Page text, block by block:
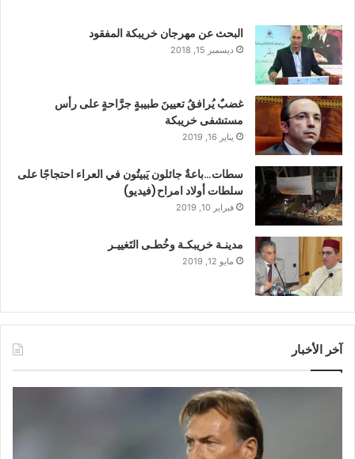
البحث عن مهرجان خريبكة المفقود
ديسمبر 15, 2018
غضبٌ يُرافقُ تعيينَ طبيبةٍ جرَّاحةٍ على رأس
مستشفى خريبكة
يناير 16, 2019
سطات…باعةٌ جائلون يَبيتُون في العراء احتجاجًا على
سلطات أولاد امراح(فيديو)
فبراير 10, 2019
مدينـة خريبكـة وخُطـى التَغييـر
مايو 12, 2019
آخر الأخبار